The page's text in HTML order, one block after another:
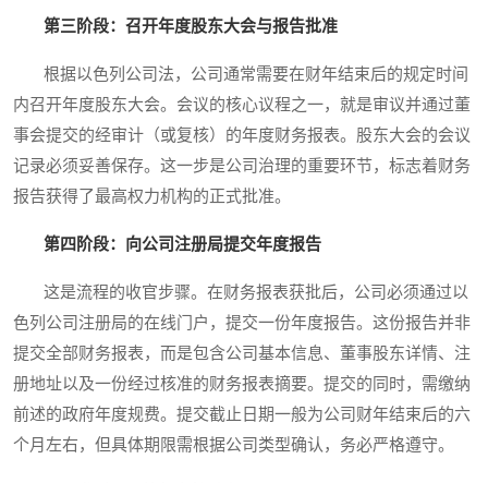
第三阶段：召开年度股东大会与报告批准
根据以色列公司法，公司通常需要在财年结束后的规定时间
内召开年度股东大会。会议的核心议程之一，就是审议并通过董
事会提交的经审计（或复核）的年度财务报表。股东大会的会议
记录必须妥善保存。这一步是公司治理的重要环节，标志着财务
报告获得了最高权力机构的正式批准。
第四阶段：向公司注册局提交年度报告
这是流程的收官步骤。在财务报表获批后，公司必须通过以
色列公司注册局的在线门户，提交一份年度报告。这份报告并非
提交全部财务报表，而是包含公司基本信息、董事股东详情、注
册地址以及一份经过核准的财务报表摘要。提交的同时，需缴纳
前述的政府年度规费。提交截止日期一般为公司财年结束后的六
个月左右，但具体期限需根据公司类型确认，务必严格遵守。